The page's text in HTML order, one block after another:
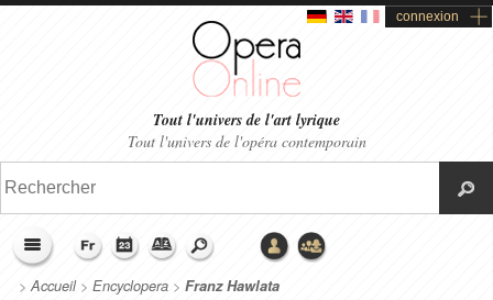
connexion
Tout l'univers de l'art lyrique
Tout l'univers de l'opéra contemporain
>Accueil> Encyclopera > Franz Hawlata